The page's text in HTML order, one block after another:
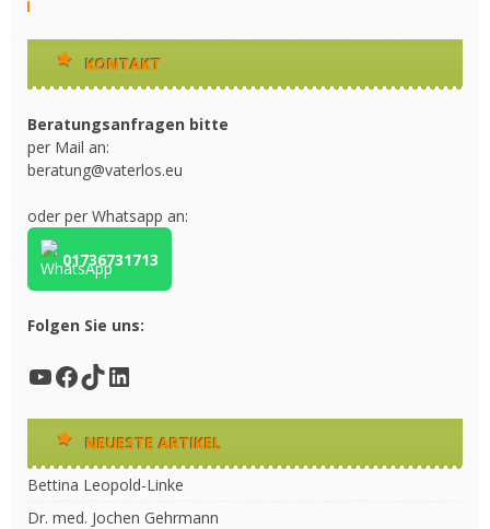
KONTAKT
Beratungsanfragen bitte
per Mail an:
beratung@vaterlos.eu
oder per Whatsapp an:
01736731713
Folgen Sie uns:
YouTube
Facebook
TikTok
LinkedIn
NEUESTE ARTIKEL
Bettina Leopold-Linke
Dr. med. Jochen Gehrmann